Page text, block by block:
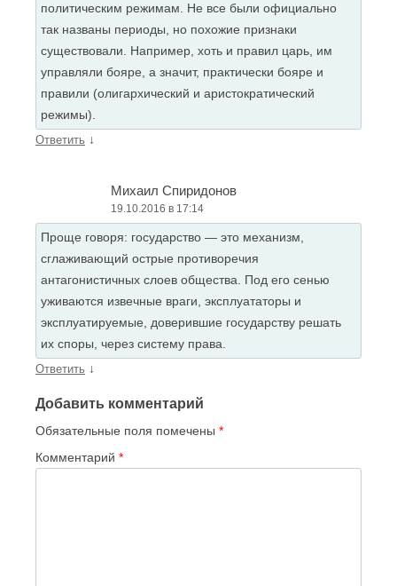
политическим режимам. Не все были официально
так названы периоды, но похожие признаки
существовали. Например, хоть и правил царь, им
управляли бояре, а значит, практически бояре и
правили (олигархический и аристократический
режимы).
Ответить ↓
Михаил Спиридонов
19.10.2016 в 17:14
Проще говоря: государство — это механизм,
сглаживающий острые противоречия
антагонистичных слоев общества. Под его сенью
уживаются извечные враги, эксплуататоры и
эксплуатируемые, доверившие государству решать
их споры, через систему права.
Ответить ↓
Добавить комментарий
Обязательные поля помечены *
Комментарий *